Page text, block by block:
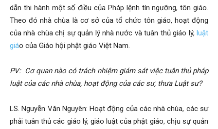
dẫn thi hành một số điều của Pháp lệnh tín ngưỡng, tôn giáo.
Theo đó nhà chùa là cơ sở của tổ chức tôn giáo, hoạt động
của nhà chùa chị sự quản lý nhà nước và tuân thủ giáo lý, luật
giáo của Giáo hội phật giáo Việt Nam.
PV: Cơ quan nào có trách nhiệm giám sát việc tuân thủ pháp
luật của các nhà chùa, hoạt động của các sư, thưa Luật sư?
LS. Nguyễn Văn Nguyên: Hoạt động của các nhà chùa, các sư
phải tuân thủ các giáo lý, giáo luật của phật giáo, chịu sự quản